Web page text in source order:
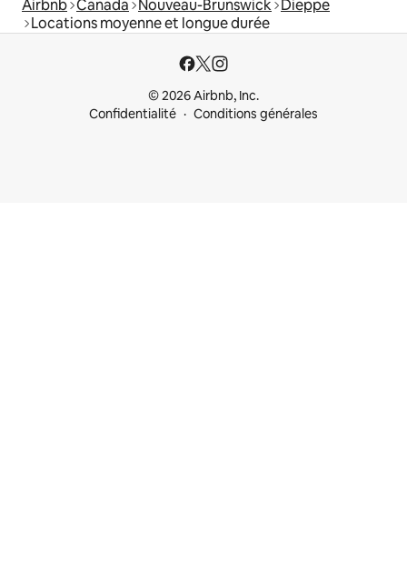
Airbnb Canada Nouveau-Brunswick Dieppe
Locations moyenne et longue durée
© 2026 Airbnb, Inc.
Confidentialité
Conditions générales